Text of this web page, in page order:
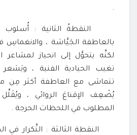
.
النقطةُ الثانية : أُسلوب
بالعاطفة الجَيَّاشة ، والانغماسِ
لكنَّه يتحوَّل إلى انحياز
تغيب الحيادية الفنية ، ويَشعر
تتماشى مع العاطفة أكثر مِن
يُضْعِف الإقناعَ الروائي ، ويُقَلِّل
المطلوب في اللحظات الحرجة .
النقطة الثالثة : التَّكرار في